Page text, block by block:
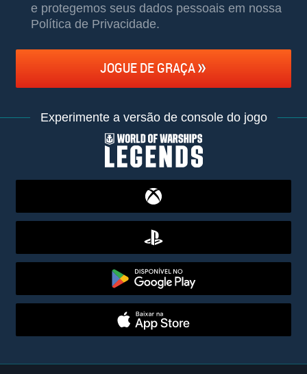
e protegemos seus dados pessoais em nossa
Política de Privacidade.
JOGUE DE GRAÇA
Experimente a versão de console do jogo